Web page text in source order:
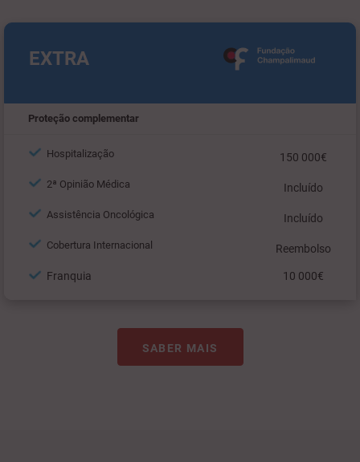
EXTRA
Proteção complementar
Hospitalização 150 000€
2ª Opinião Médica Incluído
Assistência Oncológica Incluído
Cobertura Internacional Reembolso
Franquia 10 000€
SABER MAIS